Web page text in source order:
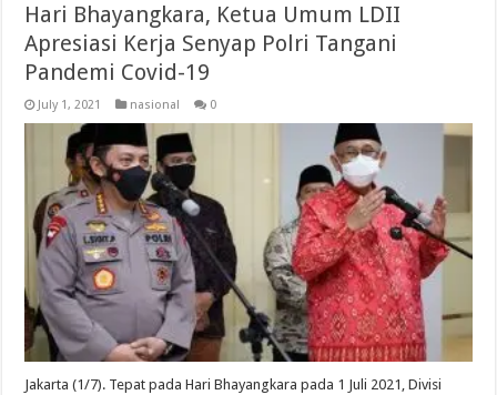
Hari Bhayangkara, Ketua Umum LDII
Apresiasi Kerja Senyap Polri Tangani
Pandemi Covid-19
July 1, 2021 nasional 0
Jakarta (1/7). Tepat pada Hari Bhayangkara pada 1 Juli 2021, Divisi